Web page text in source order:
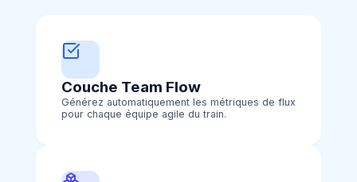
Couche Team Flow
Générez automatiquement les métriques de flux
pour chaque équipe agile du train.